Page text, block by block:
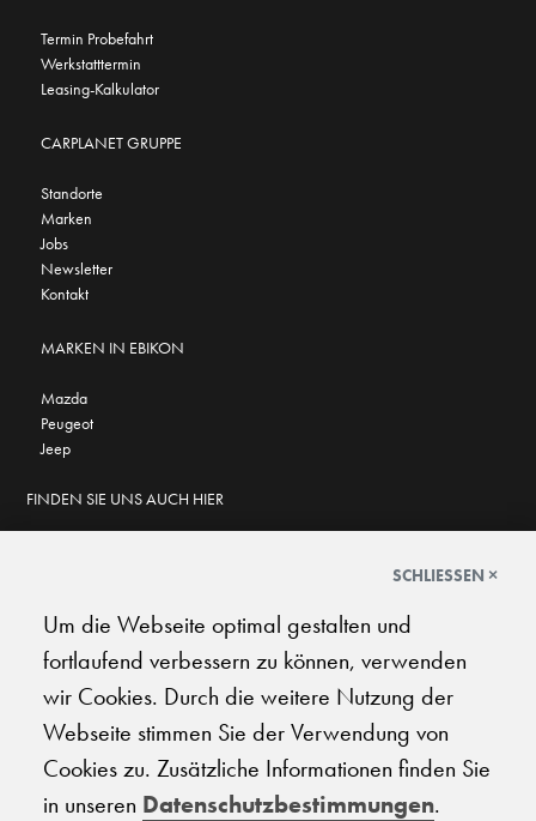
Termin Probefahrt
Werkstatttermin
Leasing-Kalkulator
CARPLANET GRUPPE
Standorte
Marken
Jobs
Newsletter
Kontakt
MARKEN IN EBIKON
Mazda
Peugeot
Jeep
FINDEN SIE UNS AUCH HIER
4.6 ★★★★★
★★★★★
SCHLIESSEN ×
Um die Webseite optimal gestalten und
fortlaufend verbessern zu können, verwenden
wir Cookies. Durch die weitere Nutzung der
Webseite stimmen Sie der Verwendung von
Cookies zu. Zusätzliche Informationen finden Sie
in unseren Datenschutzbestimmungen.